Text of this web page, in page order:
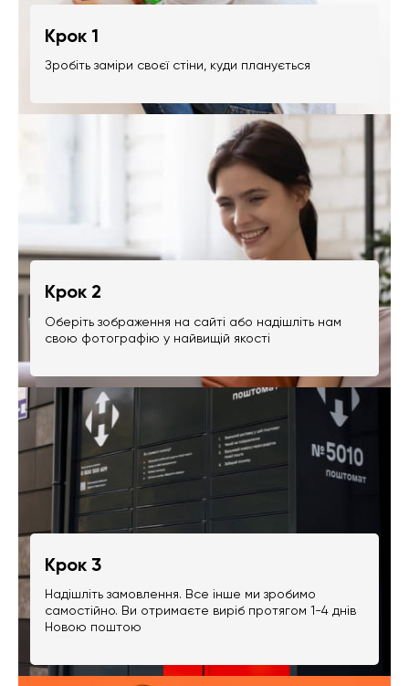
Крок 1
Зробіть заміри своєї стіни, куди планується
Крок 2
Оберіть зображення на сайті або надішліть нам
свою фотографію у найвищій якості
Крок 3
Надішліть замовлення. Все інше ми зробимо
самостійно. Ви отримаєте виріб протягом 1-4 днів
Новою поштою